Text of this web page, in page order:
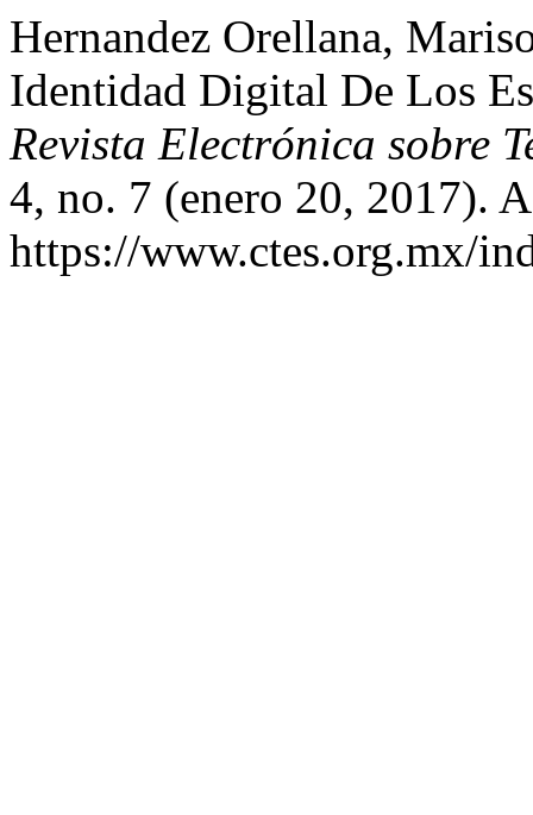
Hernandez Orellana,
Identidad Digital De Los
Revista Electrónica sobre
4, no. 7 (enero 20, 2017).
https://www.ctes.org.mx/